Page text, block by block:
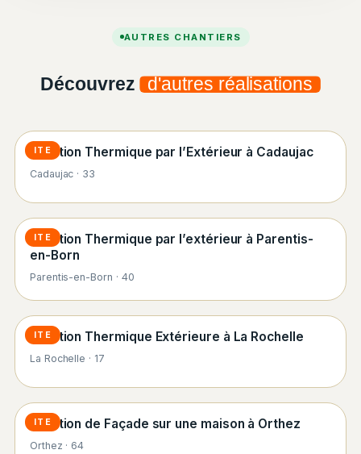
AUTRES CHANTIERS
Découvrez d'autres réalisations
ITE
Isolation Thermique par l’Extérieur à Cadaujac
Cadaujac · 33
ITE
Isolation Thermique par l’extérieur à Parentis-
en-Born
Parentis-en-Born · 40
ITE
Isolation Thermique Extérieure à La Rochelle
La Rochelle · 17
ITE
Isolation de Façade sur une maison à Orthez
Orthez · 64